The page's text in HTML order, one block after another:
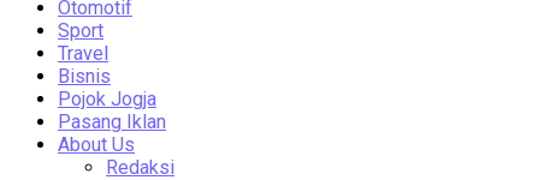
Otomotif
Sport
Travel
Bisnis
Pojok Jogja
Pasang Iklan
About Us
Redaksi